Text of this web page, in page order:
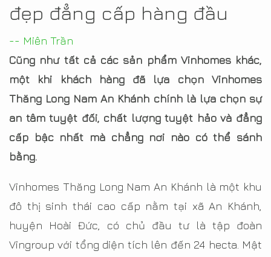
đẹp đẳng cấp hàng đầu
-- Miên Trần
Cũng như tất cả các sản phẩm Vinhomes khác,
một khi khách hàng đã lựa chọn Vinhomes
Thăng Long Nam An Khánh chính là lựa chọn sự
an tâm tuyệt đối, chất lượng tuyệt hảo và đẳng
cấp bậc nhất mà chẳng nơi nào có thể sánh
bằng.
Vinhomes Thăng Long Nam An Khánh là một khu
đô thị sinh thái cao cấp nằm tại xã An Khánh,
huyện Hoài Đức, có chủ đầu tư là tập đoàn
Vingroup với tổng diện tích lên đến 24 hecta. Mật